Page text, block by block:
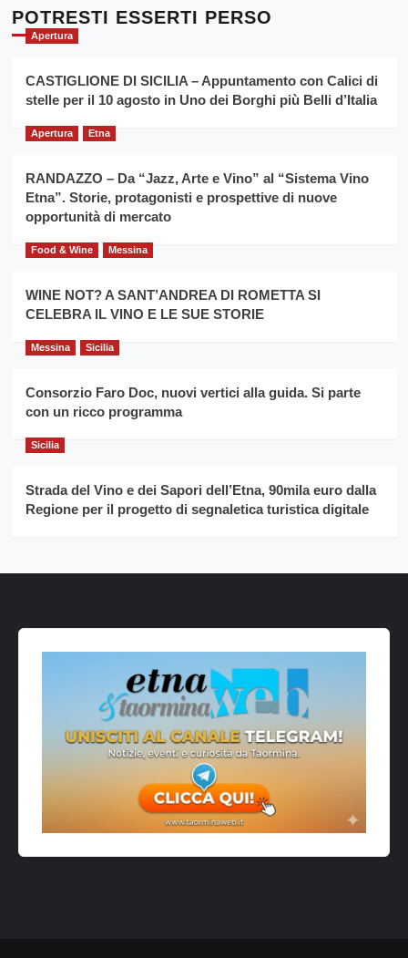
l’
evento
la
filiera
grano
Cronoscalata
per
il
anno
Franco
Caruso
POTRESTI ESSERTI PERSO
Apertura
CASTIGLIONE DI SICILIA – Appuntamento con Calici di
stelle per il 10 agosto in Uno dei Borghi più Belli d’Italia
Apertura Etna
RANDAZZO – Da “Jazz, Arte e Vino” al “Sistema Vino
Etna”. Storie, protagonisti e prospettive di nuove
opportunità di mercato
Food & Wine Messina
WINE NOT? A SANT’ANDREA DI ROMETTA SI
CELEBRA IL VINO E LE SUE STORIE
Messina Sicilia
Consorzio Faro Doc, nuovi vertici alla guida. Si parte
con un ricco programma
Sicilia
Strada del Vino e dei Sapori dell’Etna, 90mila euro dalla
Regione per il progetto di segnaletica turistica digitale